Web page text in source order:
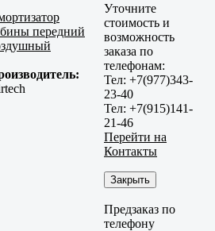
передний
Уточните
стоимость и
возможность
заказа по
телефонам:
Тел: +7(977)343-
23-40
Тел: +7(915)141-
21-46
Перейти на
Контакты
Закрыть
Предзаказ по
телефону